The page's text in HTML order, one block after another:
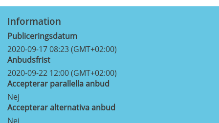
Information
Publiceringsdatum
2020-09-17 08:23 (GMT+02:00)
Anbudsfrist
2020-09-22 12:00 (GMT+02:00)
Accepterar parallella anbud
Nej
Accepterar alternativa anbud
Nej